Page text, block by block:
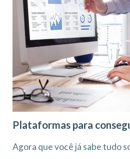
Plataformas para
Agora que você já sabe tudo